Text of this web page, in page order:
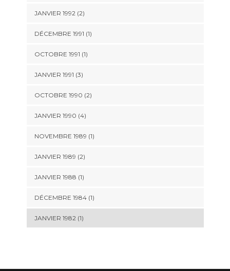
JANVIER 1992 (2)
DÉCEMBRE 1991 (1)
OCTOBRE 1991 (1)
JANVIER 1991 (3)
OCTOBRE 1990 (2)
JANVIER 1990 (4)
NOVEMBRE 1989 (1)
JANVIER 1989 (2)
JANVIER 1988 (1)
DÉCEMBRE 1984 (1)
JANVIER 1982 (1)